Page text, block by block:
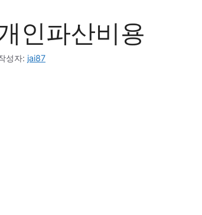
인파산비용
성자: jai87